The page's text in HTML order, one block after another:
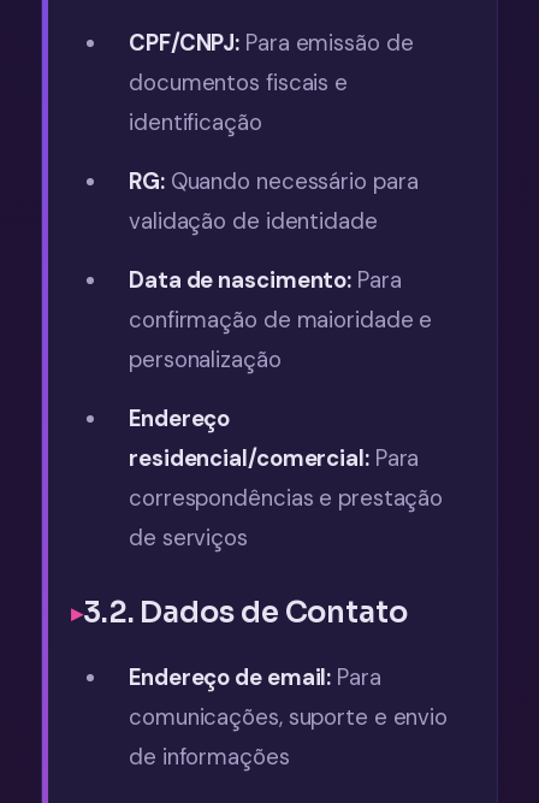
CPF/CNPJ: Para emissão de
documentos fiscais e
identificação
RG:Quando necessário para
validação de identidade
Data de nascimento: Para
confirmação de maioridade e
personalização
Endereço
residencial/comercial:Para
correspondências e prestação
de serviços
3.2. Dados de Contato
Endereço de email: Para
comunicações, suporte e envio
de informações